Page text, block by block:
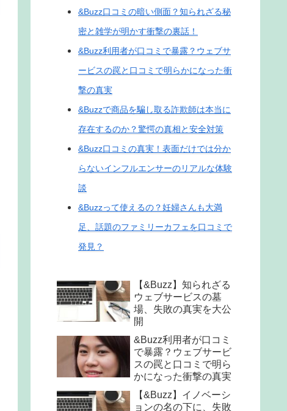
&Buzz口コミの暗い側面？知られざる秘
密と雑学が明かす衝撃の裏話！
&Buzz利用者が口コミで暴露？ウェブサ
ービスの罠と口コミで明らかになった衝
撃の真実
&Buzzで商品を騙し取る詐欺師は本当に
存在するのか？驚愕の真相と安全対策
&Buzz口コミの真実！表面だけでは分か
らないインフルエンサーのリアルな体験
談
&Buzzって使えるの？妊婦さんも大満
足、話題のファミリーカフェを口コミで
発見？
【&Buzz】知られざる
ウェブサービスの墓
場、失敗の真実を大公
開
&Buzz利用者が口コミ
で暴露？ウェブサービ
スの罠と口コミで明ら
かになった衝撃の真実
【&Buzz】イノベーシ
ョンの名の下に、失敗